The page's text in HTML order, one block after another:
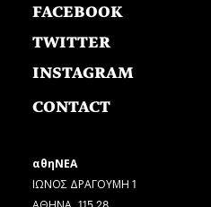
FACEBOOK
TWITTER
INSTAGRAM
CONTACT
αθηΝΕΑ
ΙΩΝΟΣ ΔΡΑΓΟΥΜΗ 1
ΑΘΗΝΑ, 115 28